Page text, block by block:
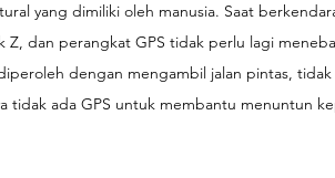
yang dimiliki oleh manusia. Saat
dan perangkat GPS tidak perlu lagi
dengan mengambil jalan pintas,
tidak ada GPS untuk membantu menuntun